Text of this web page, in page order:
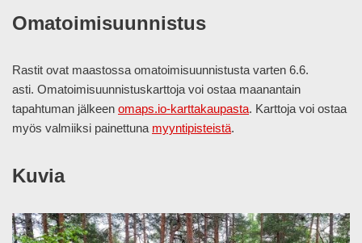
Omatoimisuunnistus
Rastit ovat maastossa omatoimisuunnistusta varten 6.6.
asti. Omatoimisuunnistuskarttoja voi ostaa maanantain
tapahtuman jälkeen omaps.io-karttakaupasta. Karttoja voi ostaa
myös valmiiksi painettuna myyntipisteistä.
Kuvia